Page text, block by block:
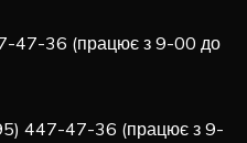
47-36 (працює з 9-00 до
447-47-36 (працює з 9-